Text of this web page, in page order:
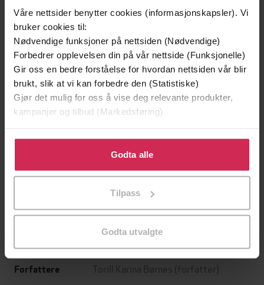
Våre nettsider benytter cookies (informasjonskapsler). Vi
bruker cookies til:
Nødvendige funksjoner på nettsiden (Nødvendige)
Forbedrer opplevelsen din på vår nettside (Funksjonelle)
Gir oss en bedre forståelse for hvordan nettsiden vår blir
brukt, slik at vi kan forbedre den (Statistiske)
Gjør det mulig for oss å vise deg relevante produkter,
kampanjer og tilbud (Markedsføring)
Klikk på «Godta alle» for å gi oss ditt samtykke til å
bruke cookies for alle disse formålene. Du kan også
tilpasse ditt samtykke til spesifikke formål ved å klikke
Godta alle
Tilpass
Godta utvalgte
Tilflukt
Torill Karina Børnes
Fridas drøm
Forfattere Torill Karina Børnes (forfatter)